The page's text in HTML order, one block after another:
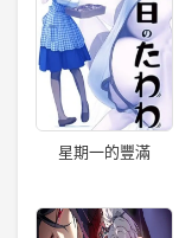
星期一的豐滿